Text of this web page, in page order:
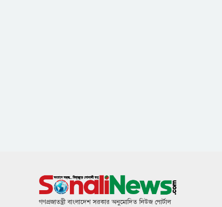
গণপ্রজাতন্ত্রী বাংলাদেশ সরকার অনুমোদিত নিউজ পোর্টাল